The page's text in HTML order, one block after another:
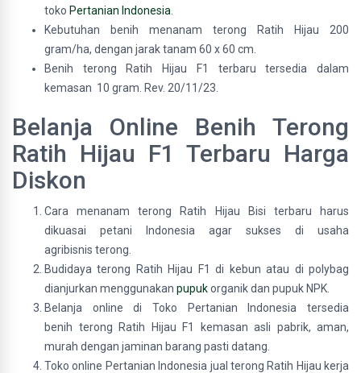
toko Pertanian Indonesia
Kebutuhan benih menanam terong Ratih Hijau 200
gram/ha, dengan jarak tanam 60 x 60 cm.
Benih terong Ratih Hijau F1 terbaru tersedia dalam
kemasan 10 gram. Rev. 20/11/23.
Belanja Online Benih Terong
Ratih Hijau F1 Terbaru Harga
Diskon
Cara menanam terong Ratih Hijau Bisi terbaru harus
dikuasai petani Indonesia agar sukses di usaha
agribisnis terong.
Budidaya terong Ratih Hijau F1 di kebun atau di polybag
dianjurkan menggunakan pupukorganik dan pupuk NPK.
Belanja online di Toko Pertanian Indonesia tersedia
benih terong
Ratih Hijau F1 kemasan asli pabrik, aman,
murah dengan jaminan barang pasti datang.
Toko online Pertanian Indonesia jual terong Ratih Hijau kerja